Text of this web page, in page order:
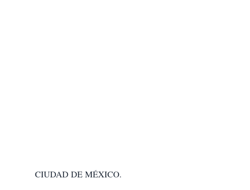
CIUDAD DE MÉXICO.